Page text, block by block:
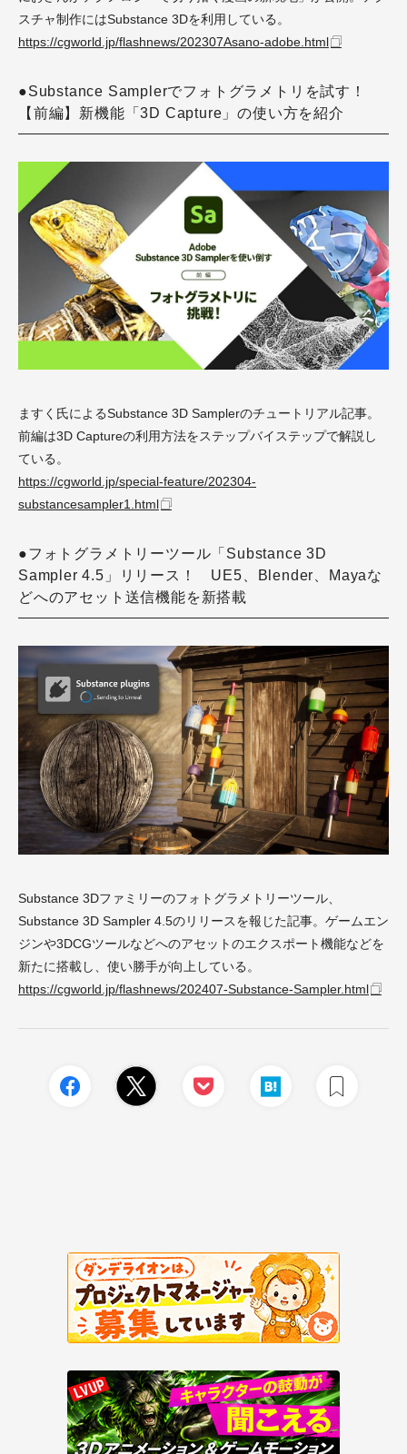
スチャ制作にはSubstance 3Dを利用している。
https://cgworld.jp/flashnews/202307Asano-adobe.html
●Substance Samplerでフォトグラメトリを試す！
【前編】新機能「3D Capture」の使い方を紹介
ますく氏によるSubstance 3D Samplerのチュートリアル記事。
前編は3D Captureの利用方法をステップバイステップで解説し
ている。
https://cgworld.jp/special-feature/202304-
substancesampler1.html
●フォトグラメトリーツール「Substance 3D
Sampler 4.5」リリース！ UE5、Blender、Mayaな
どへのアセット送信機能を新搭載
Substance 3Dファミリーのフォトグラメトリーツール、
Substance 3D Sampler 4.5のリリースを報じた記事。ゲームエン
ジンや3DCGツールなどへのアセットのエクスポート機能などを
新たに搭載し、使い勝手が向上している。
https://cgworld.jp/flashnews/202407-Substance-Sampler.html